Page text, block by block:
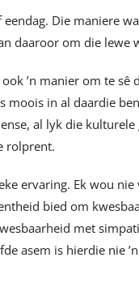
Die maniere
daaroor om die lewe
’n manier om te sê
moois in al daardie
al lyk die
rolprent.
ervaring. Ek wou
bied om
met
asem is hierdie nie